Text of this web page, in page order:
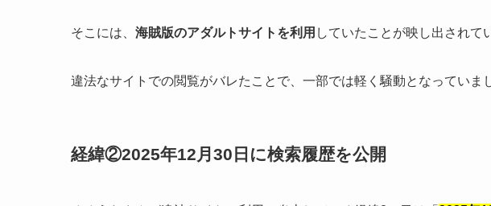
そこには、 海賊版のアダルトサイトを利用 していたことが映し出されて
違法なサイトでの閲覧がバレたことで、一部では軽く騒動となっていま
経緯②2025年12月30日に検索履歴を公開